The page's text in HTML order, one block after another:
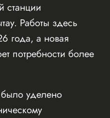
станции
Работы здесь
года, а новая
потребности более
уделено